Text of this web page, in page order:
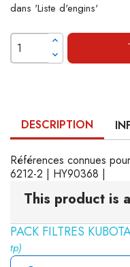
dans 'Liste d'engins'
DESCRIPTION
Références connues
6212-2 | HY90368 |
This product is
PACK FILTRES
tp)